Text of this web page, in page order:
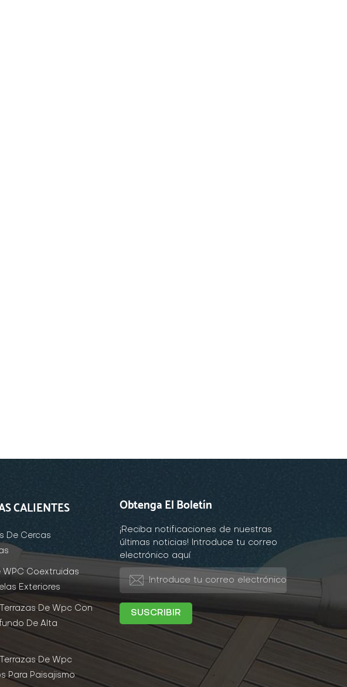
CALIENTES
De Cercas
WPC Coextruidas
Exteriores
De Wpc Con
De Alta
De Wpc
Para Paisajismo
Obtenga El Boletín
¡Reciba notificaciones de nuestras
últimas noticias! Introduce tu correo
electrónico aquí